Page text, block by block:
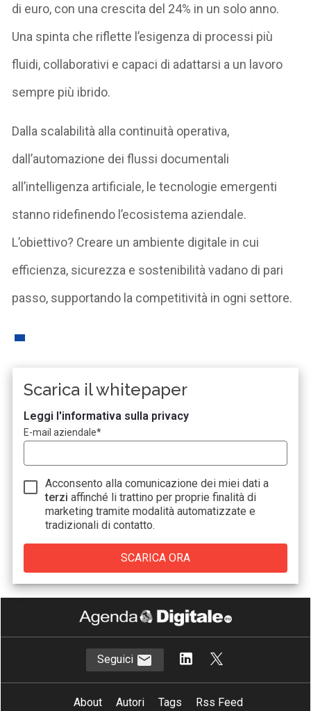
di euro, con una crescita del 24% in un solo anno.
Una spinta che riflette l’esigenza di processi più
fluidi, collaborativi e capaci di adattarsi a un lavoro
sempre più ibrido.
Dalla scalabilità alla continuità operativa,
dall’automazione dei flussi documentali
all’intelligenza artificiale, le tecnologie emergenti
stanno ridefinendo l’ecosistema aziendale.
L’obiettivo? Creare un ambiente digitale in cui
efficienza, sicurezza e sostenibilità vadano di pari
passo, supportando la competitività in ogni settore.
Scarica il whitepaper
Leggi l'informativa sulla privacy
E-mail aziendale*
Acconsento alla comunicazione dei miei dati a
terzi affinché li trattino per proprie finalità di
marketing tramite modalità automatizzate e
tradizionali di contatto.
Seguici
About Autori Tags
Rss Feed